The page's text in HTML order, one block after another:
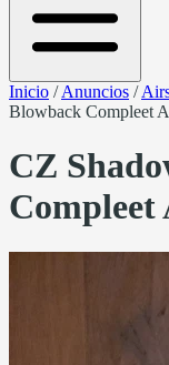
Inicio /Anuncios /
Blowback Compleet
CZ
Compleet